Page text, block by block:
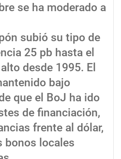
se ha moderado a
subió su tipo de
25 pb hasta el
desde 1995. El
bajo
que el BoJ ha ido
de financiación,
frente al dólar,
bonos locales